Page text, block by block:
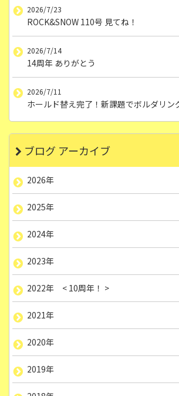
2026/7/23
ROCK&SNOW 110号 見てね！
2026/7/14
14周年 ありがとう
2026/7/11
ホールド替え完了！新課題でボルダリン
ブログ アーカイブ
2026年
2025年
2024年
2023年
2022年 < 10周年！ >
2021年
2020年
2019年